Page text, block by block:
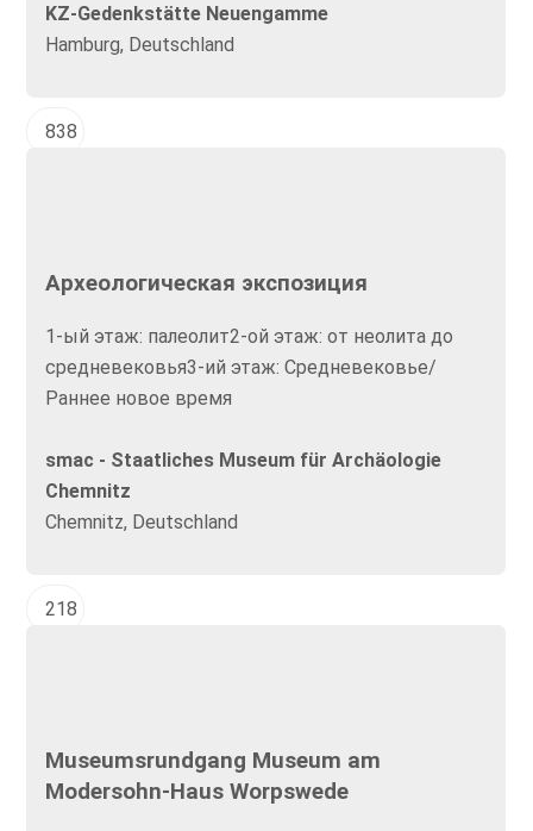
KZ-Gedenkstätte Neuengamme
Hamburg, Deutschland
838
Археологическая экспозиция
1-ый этаж: палеолит2-ой этаж: от неолита до
средневековья3-ий этаж: Средневековье/
Раннее новое время
smac - Staatliches Museum für Archäologie
Chemnitz
Chemnitz, Deutschland
218
Museumsrundgang Museum am
Modersohn-Haus Worpswede